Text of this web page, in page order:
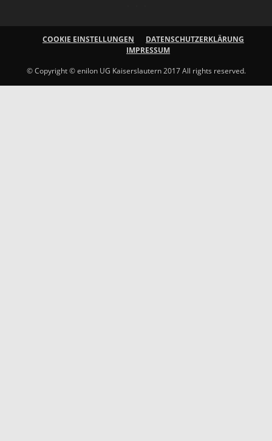
COOKIE EINSTELLUNGEN
DATENSCHUTZERKLÄRUNG
IMPRESSUM
© Copyright © enilon UG Kaiserslautern 2017 All rights reserved.